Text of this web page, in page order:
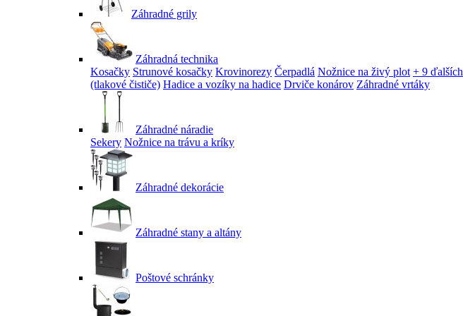
Záhradné grily
Záhradná technika
Kosačky Strunové kosačky Krovinorezy Čerpadlá Nožnice na živý plot + 9 ďalších
(tlakové čističe) Hadice a vozíky na hadice Drviče konárov Záhradné vrtáky
Záhradné náradie
Sekery Nožnice na trávu a kríky
Záhradné dekorácie
Záhradné stany a altány
Poštové schránky